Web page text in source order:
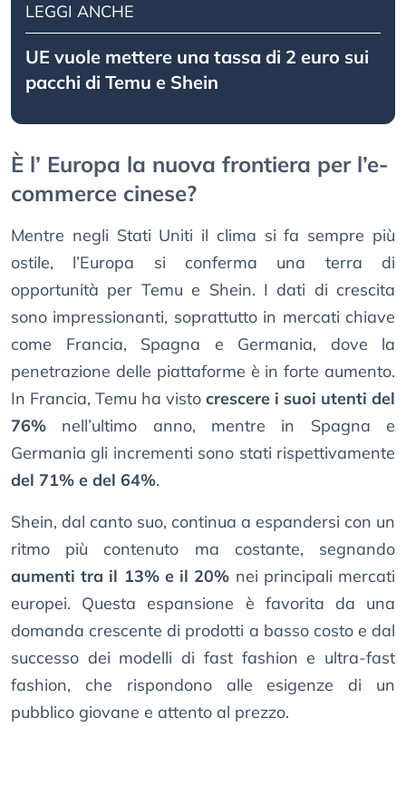
LEGGI ANCHE
UE vuole mettere una tassa di 2 euro sui
pacchi di Temu e Shein
È l’ Europa la nuova frontiera per l’e-
commerce cinese?
Mentre negli Stati Uniti il clima si fa sempre più
ostile, l’Europa si conferma una terra di
opportunità per Temu e Shein. I dati di crescita
sono impressionanti, soprattutto in mercati chiave
come Francia, Spagna e Germania, dove la
penetrazione delle piattaforme è in forte aumento.
In Francia, Temu ha visto crescere i suoi utenti del
76% nell’ultimo anno, mentre in Spagna e
Germania gli incrementi sono stati rispettivamente
del 71% e del 64%.
Shein, dal canto suo, continua a espandersi con un
ritmo più contenuto ma costante, segnando
aumenti tra il 13% e il 20% nei principali mercati
europei. Questa espansione è favorita da una
domanda crescente di prodotti a basso costo e dal
successo dei modelli di fast fashion e ultra-fast
fashion, che rispondono alle esigenze di un
pubblico giovane e attento al prezzo.